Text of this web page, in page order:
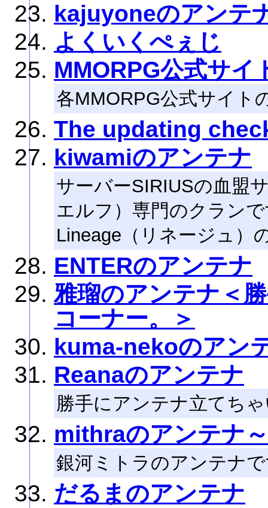
kajuyoneのアンテ
よくいくぺぇじ
MMORPG公式サイ
各MMORPG公式サイト
The updating
kiwamiのアンテナ
サーバーSIRIUSの血盟
エルフ）専門のクラン
Lineage（リネージュ）
ENTERのアンテナ
雅瑠のアンテナ＜
コーナー。＞
kuma-nekoのアン
Reanaのアンテナ
勝手にアンテナ立てち
mithraのアンテナ
銀河ミトラのアンテナ
だるまのアンテナ